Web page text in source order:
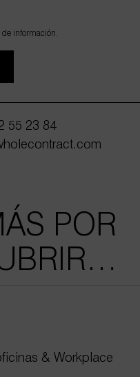
información.
55 23 84
POR
& Workplace